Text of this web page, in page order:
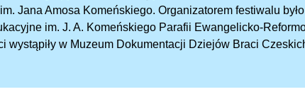
Jana Amosa Komeńskiego. Organizatorem festiwalu było
im. J. A. Komeńskiego Parafii Ewangelicko-
wystąpiły w Muzeum Dokumentacji Dziejów Braci